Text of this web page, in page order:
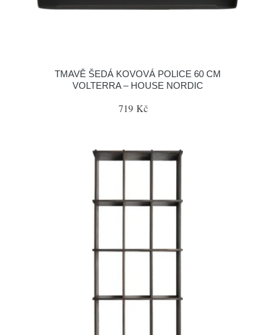
TMAVĚ ŠEDÁ KOVOVÁ POLICE 60 CM
VOLTERRA – HOUSE NORDIC
719 Kč